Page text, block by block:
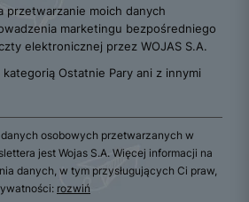
przetwarzanie moich danych
marketingu bezpośredniego
elektronicznej przez WOJAS S.A.
kategorią Ostatnie Pary ani z innymi
osobowych przetwarzanych w
jest Wojas S.A. Więcej informacji na
danych, w tym przysługujących Ci praw,
rozwiń